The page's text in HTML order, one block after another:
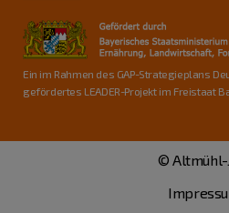
Ein im Rahmen des GAP-Strategieplans
gefördertes LEADER-Projekt im Freistaat
© Altmühl-